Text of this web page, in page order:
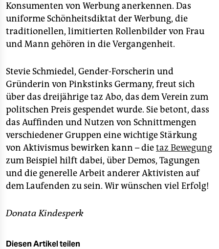
Konsumenten von Werbung anerkennen. Das
uniforme Schönheitsdiktat der Werbung, die
traditionellen, limitierten Rollenbilder von Frau
und Mann gehören in die Vergangenheit.
Stevie Schmiedel, Gender-Forscherin und
Gründerin von Pinkstinks Germany, freut sich
über das dreijährige taz Abo, das dem Verein zum
politschen Preis gespendet wurde. Sie betont, dass
das Auffinden und Nutzen von Schnittmengen
verschiedener Gruppen eine wichtige Stärkung
von Aktivismus bewirken kann – dietaz Bewegung
zum Beispiel hilft dabei, über Demos, Tagungen
und die generelle Arbeit anderer Aktivisten auf
dem Laufenden zu sein. Wir wünschen viel Erfolg!
Donata Kindesperk
Diesen Artikel teilen